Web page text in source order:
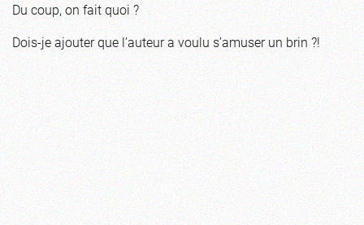
Du coup, on fait quoi ?
Dois-je ajouter que l’auteur a voulu s’amuser un brin ?!